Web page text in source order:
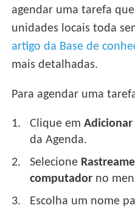
agendar uma tarefa
unidades locais toda
artigo da Base de
mais detalhadas.
Para agendar uma
Clique em
da Agenda.
Selecione
computador no
Escolha um nome